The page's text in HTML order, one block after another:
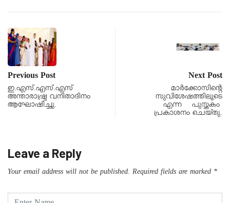
Previous Post
ഇ.എസ്.എസ്.എസ്
അന്താരാഷ്ട്ര വനിതാദിനം
ആഘോഷിച്ചു.
Next Post
മാർക്കോസിന്റെ
സുവിശേഷത്തിലൂടെ
എന്ന പുസ്തകം
പ്രകാശനം ചെയ്തു.
Leave a Reply
Your email address will not be published. Required fields are marked *